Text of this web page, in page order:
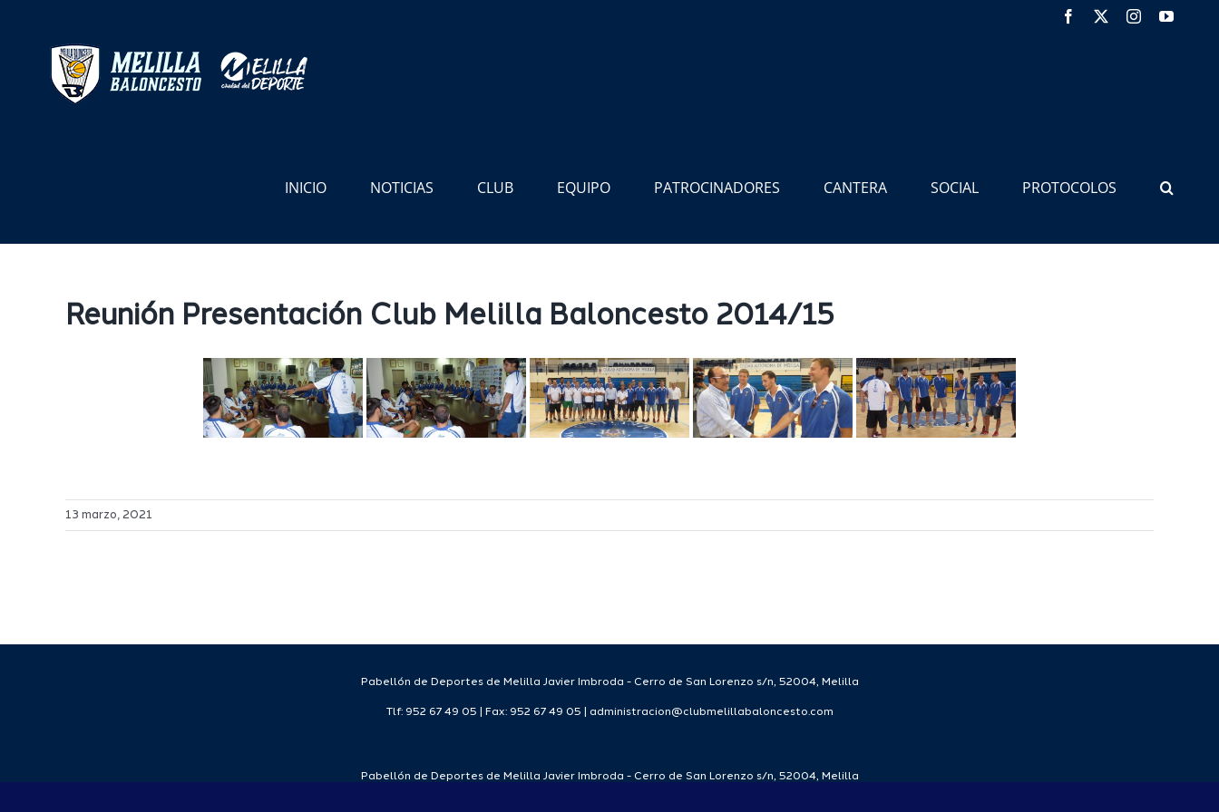
contenido
Facebook Instagram
INICIO NOTICIAS CLUB EQUIPO PATROCINADORES CANTERA SOCIAL PROTOCOLOS
Reunión Presentación Club Melilla Baloncesto 2014/15
13 marzo, 2021
Pabellón de Deportes de Melilla Javier Imbroda - Cerro de San Lorenzo s/n, 52004, Melilla
Tlf: 952 67 49 05 | Fax: 952 67 49 05 | administracion@clubmelillabaloncesto.com
Pabellón de Deportes de Melilla Javier Imbroda - Cerro de San Lorenzo s/n, 52004, Melilla